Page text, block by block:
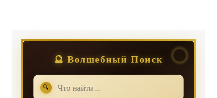
🔮 Волшебный Поиск
🔍